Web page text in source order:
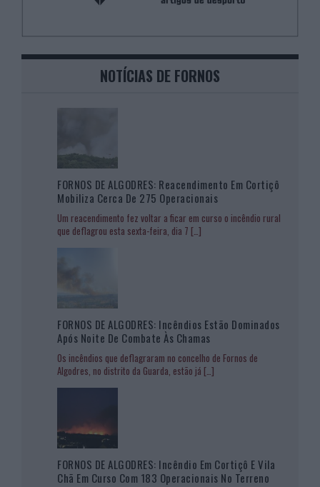
NOTÍCIAS DE FORNOS
FORNOS DE ALGODRES: Reacendimento Em Cortiçô
Mobiliza Cerca De 275 Operacionais
Um reacendimento fez voltar a ficar em curso o incêndio rural
que deflagrou esta sexta-feira, dia 7 […]
FORNOS DE ALGODRES: Incêndios Estão Dominados
Após Noite De Combate Às Chamas
Os incêndios que deflagraram no concelho de Fornos de
Algodres, no distrito da Guarda, estão já […]
FORNOS DE ALGODRES: Incêndio Em Cortiçô E Vila
Chã Em Curso Com 183 Operacionais No Terreno